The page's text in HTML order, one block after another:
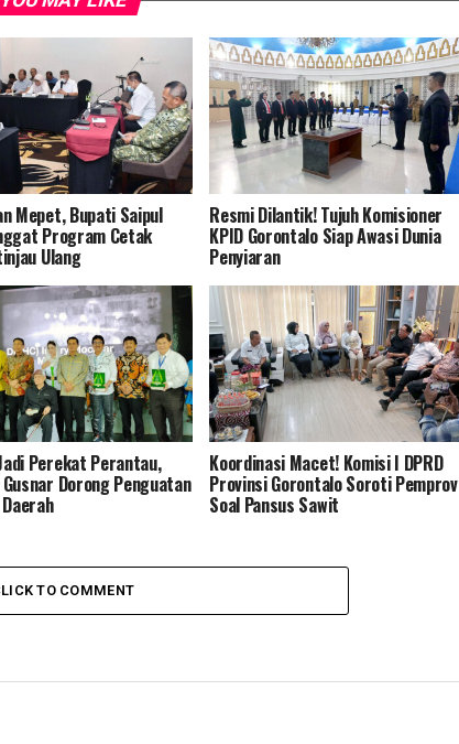
Mepet, Bupati Saipul
Program Cetak
Ulang
Resmi Dilantik! Tujuh Komisioner
KPID Gorontalo Siap Awasi Dunia
Penyiaran
Perekat Perantau,
Dorong Penguatan
Koordinasi Macet! Komisi I DPRD
Provinsi Gorontalo Soroti Pemprov
Soal Pansus Sawit
TO COMMENT